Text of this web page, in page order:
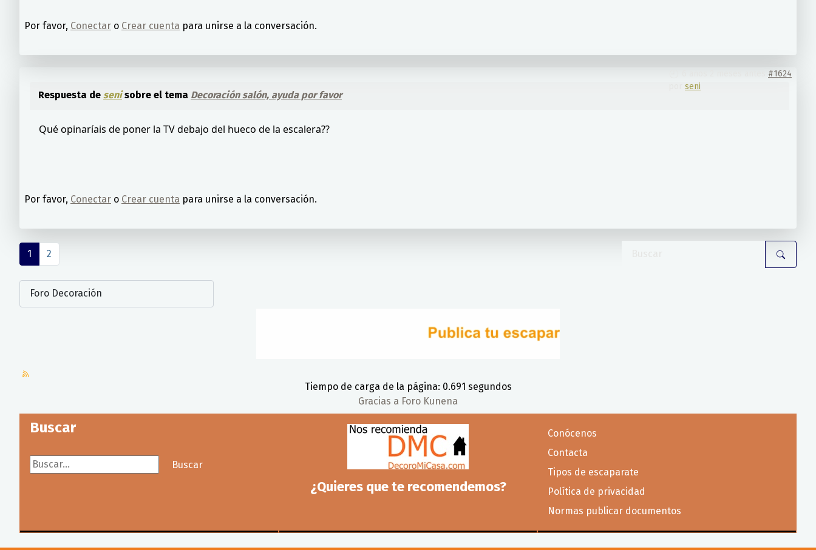
Por favor, Conectar o Crear cuenta para unirse a la conversación.
#1624
seni
Respuesta de senisobre el tema Decoración salón, ayuda por favor
Qué opinaríais de poner la TV debajo del hueco de la escalera??
Por favor, Conectar o Crear cuenta para unirse a la conversación.
1 2
Tiempo de carga de la página: 0.691 segundos
Gracias a Foro Kunena
Buscar
Buscar...
Buscar
¿Quieres que te recomendemos?
Conócenos
Contacta
Tipos de escaparate
Política de privacidad
Normas publicar documentos